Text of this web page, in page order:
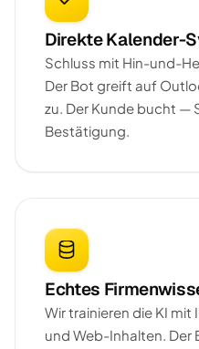
Direkte Kalender-
Schluss mit Hin-und-
Der Bot greift auf
zu. Der Kunde bucht —
Bestätigung.
Echtes
Wir trainieren die KI mit
und Web-Inhalten. Der